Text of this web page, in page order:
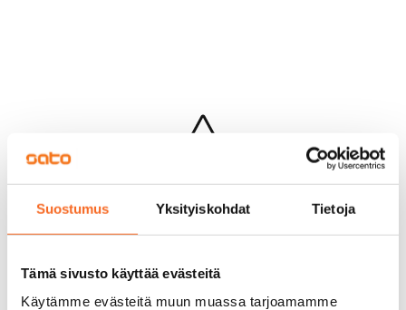
Suostumus Yksityiskohdat Tietoja
Tämä sivusto käyttää evästeitä
Käytämme evästeitä muun muassa tarjoamamme
Hups...
Jotakin meni pieleen sivun lataamisessa